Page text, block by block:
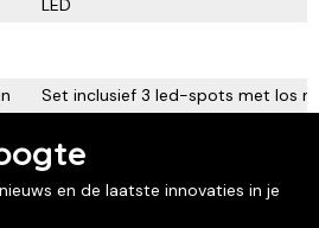
LED
Set inclusief 3 led-spots met los
en de laatste innovaties in je